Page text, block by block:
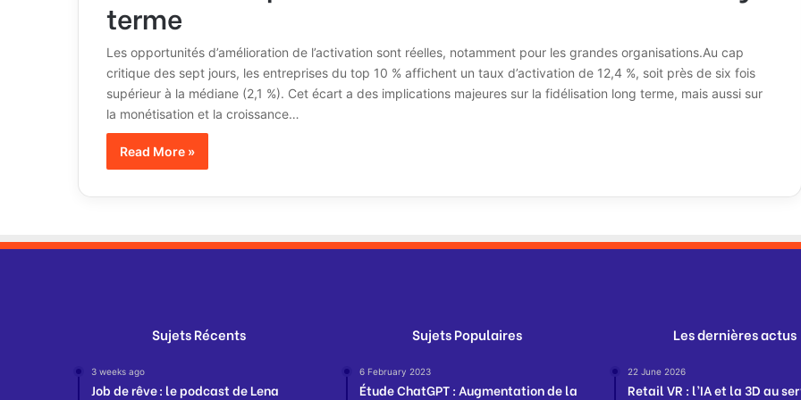
terme
Les opportunités d’amélioration de l’activation sont réelles, notamment pour les grandes organisations.Au cap
critique des sept jours, les entreprises du top 10 % affichent un taux d’activation de 12,4 %, soit près de six fois
supérieur à la médiane (2,1 %). Cet écart a des implications majeures sur la fidélisation long terme, mais aussi sur
la monétisation et la croissance…
Read More »
Sujets Récents
3 weeks ago
Job de rêve : le podcast de Lena
Sujets Populaires
6 February 2023
Étude ChatGPT : Augmentation de la
Les dernières actus
22 June 2026
Retail VR : l’IA et la 3D au